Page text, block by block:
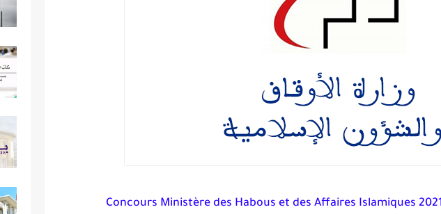
Concours Ministère des Habous et des Affaires Islamiques